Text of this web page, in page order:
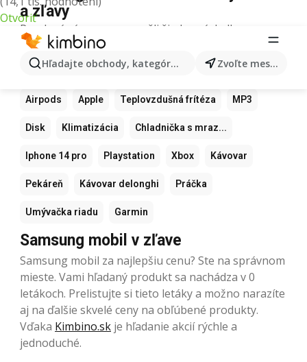
Otvoriť
Hľadajte obchody, kategórie, produkty... Zvoľte mesto
a zľavy
Pre daný výraz sme nenašli žiadne výsledky.
Ďalšie obľúbené produkty
Samsung Xiaomi Apple Watch
Airpods Apple Teplovzdušná frítéza MP3
Disk Klimatizácia Chladnička s mraz...
Iphone 14 pro Playstation Xbox Kávovar
Pekáreň Kávovar delonghi Práčka
Umývačka riadu Garmin
Samsung mobil v zľave
Samsung mobil za najlepšiu cenu? Ste na správnom
mieste. Vami hľadaný produkt sa nachádza v 0
letákoch. Prelistujte si tieto letáky a možno narazíte
aj na ďalšie skvelé ceny na obľúbené produkty.
Vďaka Kimbino.sk je hľadanie akcií rýchle a
jednoduché.